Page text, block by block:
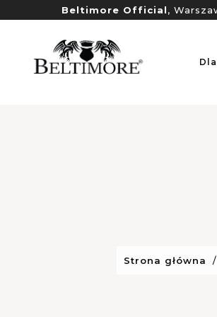
Beltimore Official,
Strona główna